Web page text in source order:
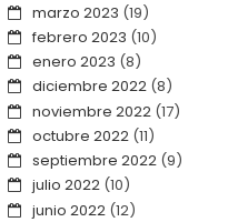
marzo 2023 (19)
febrero 2023 (10)
enero 2023 (8)
diciembre 2022(8)
noviembre 2022(17)
octubre 2022(11)
septiembre 2022(9)
julio 2022(10)
junio 2022(12)